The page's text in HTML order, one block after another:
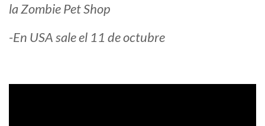
la Zombie Pet Shop
-En USA sale el 11 de octubre